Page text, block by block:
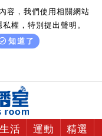
容，我們使用相關網站
權，特別提出聲明。
知道了
生活 運動 精選